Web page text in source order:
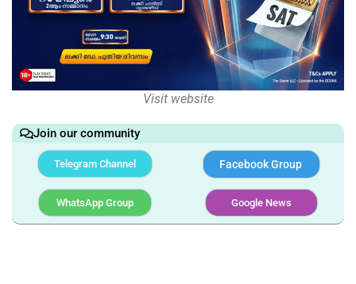
Visit website
Join our community
Telegram Channel Facebook Group
WhatsApp Group Google News